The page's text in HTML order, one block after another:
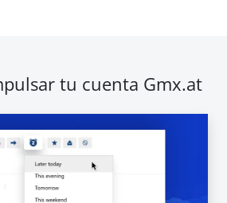
tu cuenta Gmx.at